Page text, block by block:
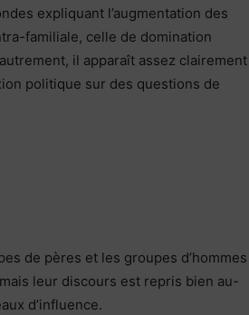
expliquant l’augmentation des
familiale, celle de domination
il apparaît assez clairement
politique sur des questions de
de pères et les groupes d’hommes
leur discours est repris bien au-
d’influence.